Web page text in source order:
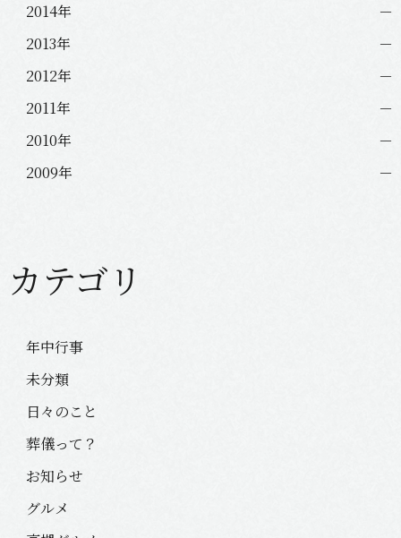
2014年
2013年
2012年
2011年
2010年
2009年
カテゴリ
年中行事
未分類
日々のこと
葬儀って？
お知らせ
グルメ